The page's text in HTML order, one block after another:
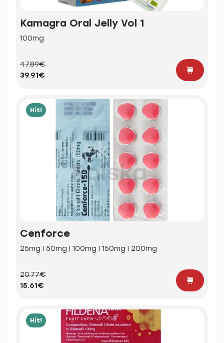
Kamagra Oral Jelly Vol 1
100mg
47.89€
39.91€
Hit!
Cenforce
25mg | 50mg | 100mg | 150mg | 200mg
20.77€
15.61€
Hit!